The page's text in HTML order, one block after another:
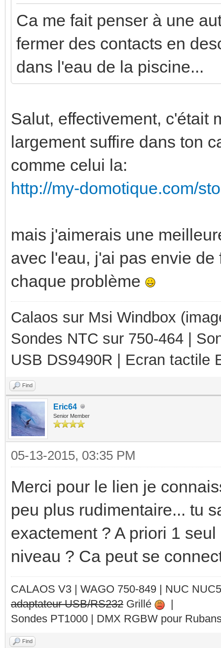
Ca me fait penser à une
fermer des contacts en
dans l'eau de la piscine...
Salut, effectivement, c'était
largement suffire dans ton
comme celui la:
http://my-domotique.com/
mais j'aimerais une
avec l'eau, j'ai pas envie
chaque problème
Calaos sur Msi Windbox
Sondes NTC sur 750-464 |
USB DS9490R | Ecran tactile
Find
Eric64
Senior Member
05-13-2015, 03:35 PM
Merci pour le lien je
peu plus rudimentaire... tu
exactement ? A priori 1
niveau ? Ca peut se
CALAOS V3 | WAGO 750-849 | NUC
adaptateur USB/RS232 Grillé
|
Sondes PT1000 | DMX RGBW pour
Find